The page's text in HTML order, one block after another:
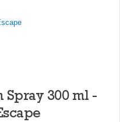
300 ml -